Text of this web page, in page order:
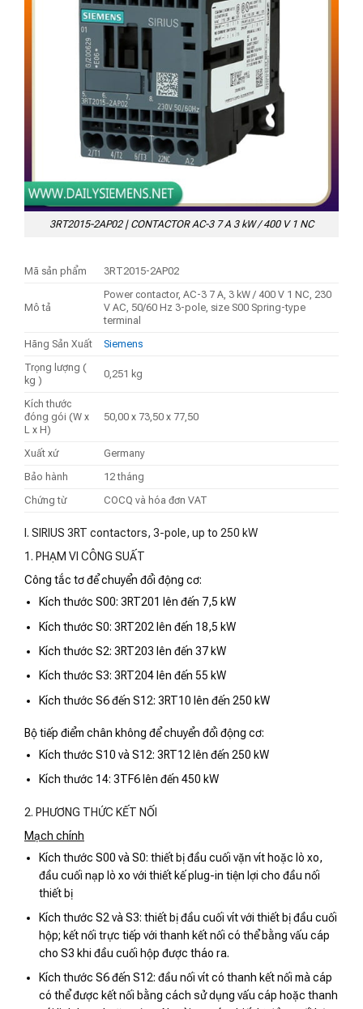
3RT2015-2AP02 | CONTACTOR AC-3 7 A 3 kW / 400 V 1 NC
Mã sản phẩm 3RT2015-2AP02
Mô tả
Power contactor, AC-3 7 A, 3 kW / 400 V 1 NC, 230
V AC, 50/60 Hz 3-pole, size S00 Spring-type
terminal
Hãng Sản Xuất
Siemens
Trọng lượng (
kg )
0,251 kg
Kích thước
đóng gói (W x
L x H)
50,00 x 73,50 x 77,50
Xuất xứ
Germany
Bảo hành
12 tháng
Chứng từ
COCQ và hóa đơn VAT
I. SIRIUS 3RT contactors, 3-pole, up to 250 kW
1. PHẠM VI CÔNG SUẤT
Công tắc tơ để chuyển đổi động cơ:
Kích thước S00: 3RT201 lên đến 7,5 kW
Kích thước S0: 3RT202 lên đến 18,5 kW
Kích thước S2: 3RT203 lên đến 37 kW
Kích thước S3: 3RT204 lên đến 55 kW
Kích thước S6 đến S12: 3RT10 lên đến 250 kW
Bộ tiếp điểm chân không để chuyển đổi động cơ:
Kích thước S10 và S12: 3RT12 lên đến 250 kW
Kích thước 14: 3TF6 lên đến 450 kW
2. PHƯƠNG THỨC KẾT NỐI
Mạch chính
Kích thước S00 và S0: thiết bị đầu cuối vặn vít hoặc lò xo,
đầu cuối nạp lò xo với thiết kế plug-in tiện lợi cho đầu nối
thiết bị
Kích thước S2 và S3: thiết bị đầu cuối vít với thiết bị đầu cuối
hộp; kết nối trực tiếp với thanh kết nối có thể bằng vấu cáp
cho S3 khi đầu cuối hộp được tháo ra.
Kích thước S6 đến S12: đầu nối vít có thanh kết nối mà cáp
có thể được kết nối bằng cách sử dụng vấu cáp hoặc thanh